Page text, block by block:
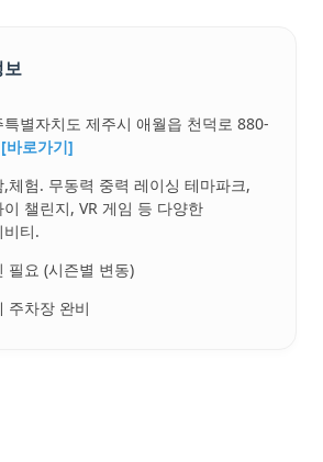
보
특별자치도 제주시 애월읍 천덕로 880-
[바로가기]
,체험. 무동력 중력 레이싱 테마파크,
이 챌린지, VR 게임 등 다양한
비티.
필요 (시즌별 변동)
주차장 완비